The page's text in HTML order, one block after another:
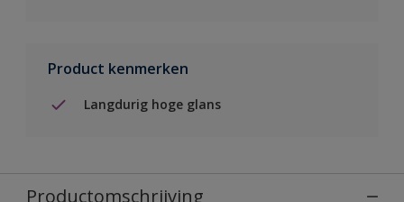
Product kenmerken
Langdurig hoge glans
Productomschrijving